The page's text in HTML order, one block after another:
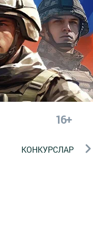
16+
КОНКУРСЛАР